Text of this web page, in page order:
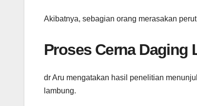
Akibatnya, sebagian orang merasakan
Proses Cerna Daging
dr Aru mengatakan hasil penelitian
lambung.